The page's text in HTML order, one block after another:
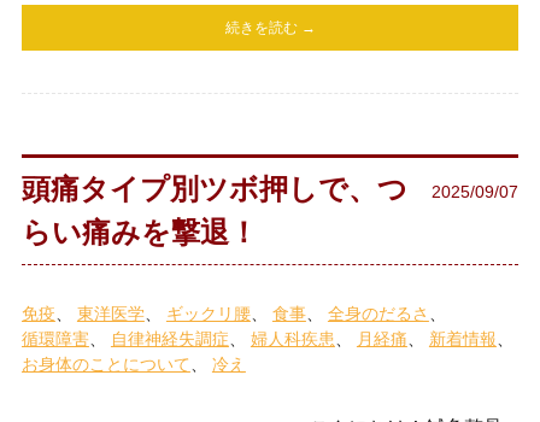
続きを読む →
頭痛タイプ別ツボ押しで、つ
らい痛みを撃退！
2025/09/07
免疫 東洋医学 ギックリ腰 食事
全身のだるさ
循環障害
自律神経失調症 婦人科疾患 月経痛
新着情報
お身体のことについて
冷え